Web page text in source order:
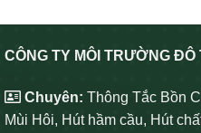
CÔNG TY MÔI TRƯỜNG ĐÔ
Chuyên: Thông Tắc Bồn
Mùi Hôi, Hút hầm cầu, Hút